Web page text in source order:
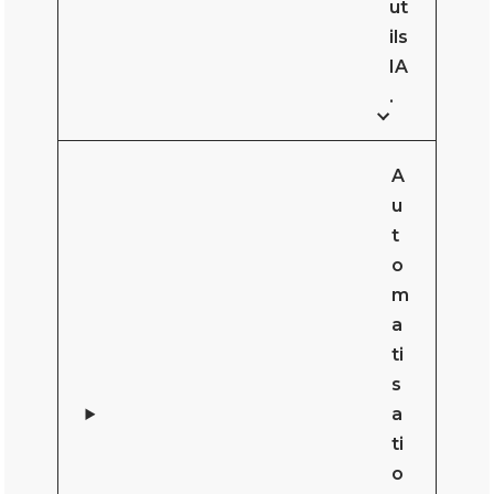
ut
ils
IA
.
A
u
t
o
m
a
ti
s
a
ti
o